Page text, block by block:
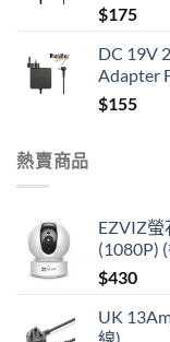
$175
DC 19V
Adapter
$155
熱賣商品
EZVIZ螢
(1080P)
$430
UK